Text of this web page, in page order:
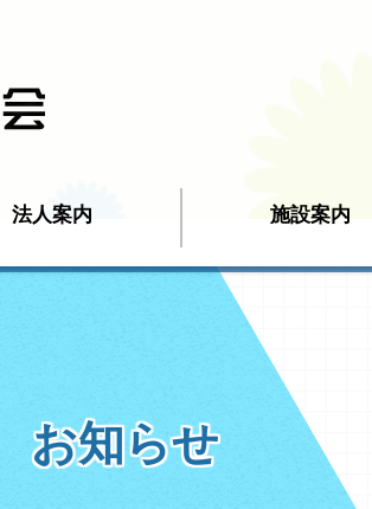
法人案内 施設案内
お知らせ